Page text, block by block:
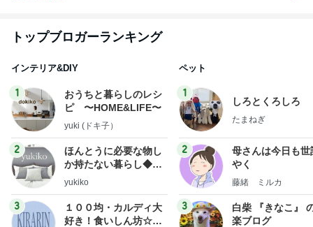
トップブロガーランキング
インテリア&DIY
1
おうちと暮らしのレシ
ピ 〜HOME&LIFE〜
yuki (ドキ子）
2
ほんとうに必要な物し
か持たない暮らし◆Ke
ep Life Simple◆〜イ
yukiko
3
１００均・カルディ大
好き！食いしん坊☆き
ペット
1
しろとくろしろ
たまねぎ
2
母さんは今日も世
やく
藤緒 ミルカ
3
白柴 『きなこ』
楽ブログ